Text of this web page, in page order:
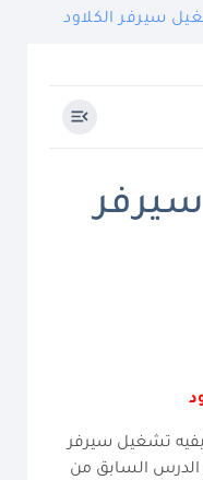
الكلاود
تشغيل سيرفر
السابق من